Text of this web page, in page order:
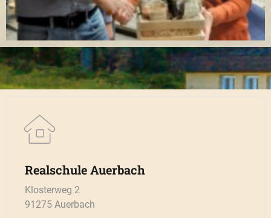
Realschule Auerbach
Klosterweg 2
91275 Auerbach